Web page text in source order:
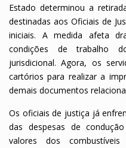
Estado determinou a
destinadas aos Oficiais de
iniciais. A medida afeta
condições de trabalho
jurisdicional. Agora, os
cartórios para realizar a
demais documentos
Os oficiais de justiça já
das despesas de
valores dos combustíveis